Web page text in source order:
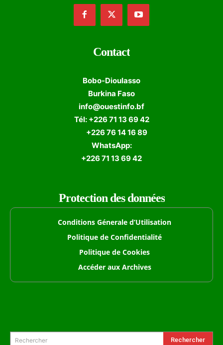
Contact
Bobo-Dioulasso
Burkina Faso
info@ouestinfo.bf
Tél: +226 71 13 69 42
+226 76 14 16 89
WhatsApp:
+226 71 13 69 42
Protection des données
Conditions Génerale d’Utilisation
Politique de Confidentialité
Politique de Cookies
Accéder aux Archives
Rechercher Rechercher